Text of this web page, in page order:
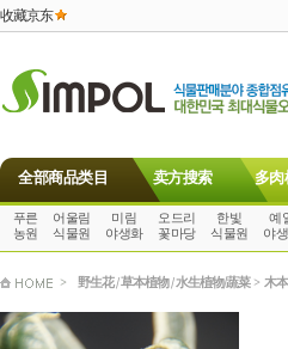
收藏京东
全部商品类目 卖方搜索 多肉
푸른
농원
어울림
식물원
미림
야생화
오드리
꽃마당
한빛
식물원
예
야
> 野生花 / 草本植物 / 水生植物/蔬菜 > 木